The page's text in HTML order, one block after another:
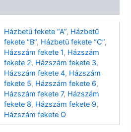
Házbetű fekete “A”, Házbetű
fekete “B”, Házbetü fekete “C”,
Házszám fekete 1, Házszám
fekete 2, Házszám fekete 3,
Házszám fekete 4, Házszám
fekete 5, Házszám fekete 6,
Házszám fekete 7, Házszám
fekete 8, Házszám fekete 9,
Házszám fekete O